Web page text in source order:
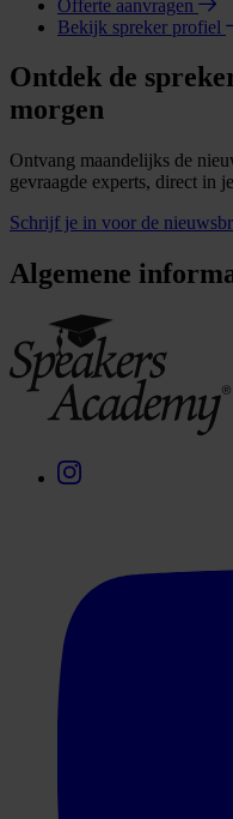
Offerte aanvragen
Bekijk spreker profiel
Ontdek de
morgen
Ontvang maandelijks de
gevraagde experts, direct in
Schrijf je in voor de
Algemene